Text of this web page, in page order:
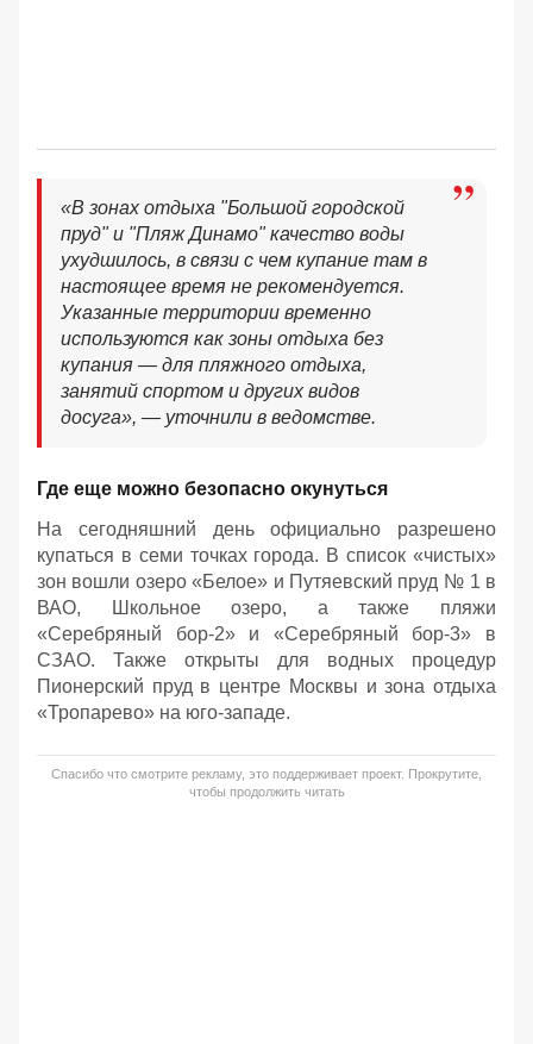
«В зонах отдыха "Большой городской
пруд" и "Пляж Динамо" качество воды
ухудшилось, в связи с чем купание там в
настоящее время не рекомендуется.
Указанные территории временно
используются как зоны отдыха без
купания — для пляжного отдыха,
занятий спортом и других видов
досуга», — уточнили в ведомстве.
Где еще можно безопасно окунуться
На сегодняшний день официально разрешено
купаться в семи точках города. В список «чистых»
зон вошли озеро «Белое» и Путяевский пруд № 1 в
ВАО, Школьное озеро, а также пляжи
«Серебряный бор-2» и «Серебряный бор-3» в
СЗАО. Также открыты для водных процедур
Пионерский пруд в центре Москвы и зона отдыха
«Тропарево» на юго-западе.
Спасибо что смотрите рекламу, это поддерживает проект. Прокрутите,
чтобы продолжить читать